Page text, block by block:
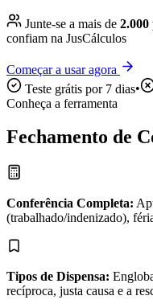
Junte-se a mais de
confiam na JusCálculos
Começar a usar agora
Teste grátis por 7 dias•
Conheça a ferramenta
Fechamento de
Conferência Completa:
(trabalhado/indenizado),
Tipos de Dispensa:
recíproca, justa causa e a